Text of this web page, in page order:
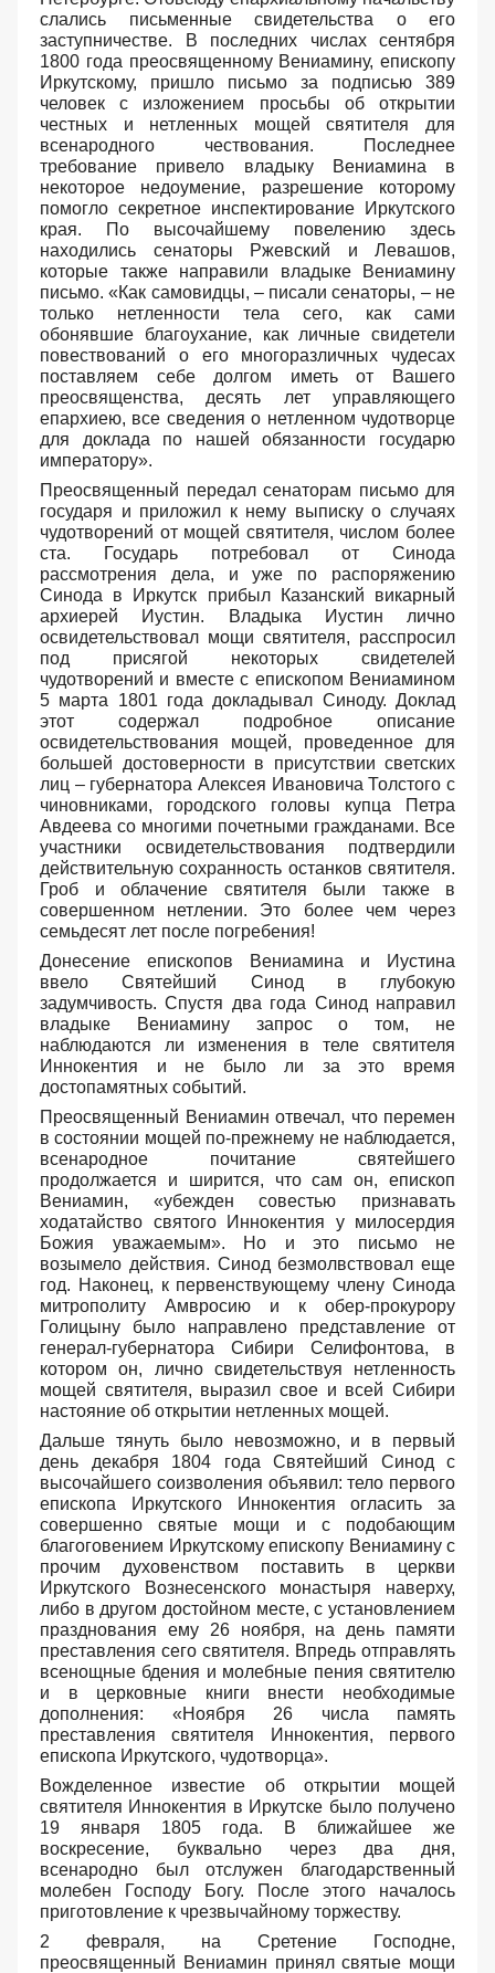
слались письменные свидетельства о его
заступничестве. В последних числах сентября
1800 года преосвященному Вениамину, епископу
Иркутскому, пришло письмо за подписью 389
человек с изложением просьбы об открытии
честных и нетленных мощей святителя для
всенародного чествования. Последнее
требование привело владыку Вениамина в
некоторое недоумение, разрешение которому
помогло секретное инспектирование Иркутского
края. По высочайшему повелению здесь
находились сенаторы Ржевский и Левашов,
которые также направили владыке Вениамину
письмо. «Как самовидцы, – писали сенаторы, – не
только нетленности тела сего, как сами
обонявшие благоухание, как личные свидетели
повествований о его многоразличных чудесах
поставляем себе долгом иметь от Вашего
преосвященства, десять лет управляющего
епархиею, все сведения о нетленном чудотворце
для доклада по нашей обязанности государю
императору».
Преосвященный передал сенаторам письмо для
государя и приложил к нему выписку о случаях
чудотворений от мощей святителя, числом более
ста. Государь потребовал от Синода
рассмотрения дела, и уже по распоряжению
Синода в Иркутск прибыл Казанский викарный
архиерей Иустин. Владыка Иустин лично
освидетельствовал мощи святителя, расспросил
под присягой некоторых свидетелей
чудотворений и вместе с епископом Вениамином
5 марта 1801 года докладывал Синоду. Доклад
этот содержал подробное описание
освидетельствования мощей, проведенное для
большей достоверности в присутствии светских
лиц – губернатора Алексея Ивановича Толстого с
чиновниками, городского головы купца Петра
Авдеева со многими почетными гражданами. Все
участники освидетельствования подтвердили
действительную сохранность останков святителя.
Гроб и облачение святителя были также в
совершенном нетлении. Это более чем через
семьдесят лет после погребения!
Донесение епископов Вениамина и Иустина
ввело Святейший Синод в глубокую
задумчивость. Спустя два года Синод направил
владыке Вениамину запрос о том, не
наблюдаются ли изменения в теле святителя
Иннокентия и не было ли за это время
достопамятных событий.
Преосвященный Вениамин отвечал, что перемен
в состоянии мощей по-прежнему не наблюдается,
всенародное почитание святейшего
продолжается и ширится, что сам он, епископ
Вениамин, «убежден совестью признавать
ходатайство святого Иннокентия у милосердия
Божия уважаемым». Но и это письмо не
возымело действия. Синод безмолвствовал еще
год. Наконец, к первенствующему члену Синода
митрополиту Амвросию и к обер-прокурору
Голицыну было направлено представление от
генерал-губернатора Сибири Селифонтова, в
котором он, лично свидетельствуя нетленность
мощей святителя, выразил свое и всей Сибири
настояние об открытии нетленных мощей.
Дальше тянуть было невозможно, и в первый
день декабря 1804 года Святейший Синод с
высочайшего соизволения объявил: тело первого
епископа Иркутского Иннокентия огласить за
совершенно святые мощи и с подобающим
благоговением Иркутскому епископу Вениамину с
прочим духовенством поставить в церкви
Иркутского Вознесенского монастыря наверху,
либо в другом достойном месте, с установлением
празднования ему 26 ноября, на день памяти
преставления сего святителя. Впредь отправлять
всенощные бдения и молебные пения святителю
и в церковные книги внести необходимые
дополнения: «Ноября 26 числа память
преставления святителя Иннокентия, первого
епископа Иркутского, чудотворца».
Вожделенное известие об открытии мощей
святителя Иннокентия в Иркутске было получено
19 января 1805 года. В ближайшее же
воскресение, буквально через два дня,
всенародно был отслужен благодарственный
молебен Господу Богу. После этого началось
приготовление к чрезвычайному торжеству.
2 февраля, на Сретение Господне,
преосвященный Вениамин принял святые мощи